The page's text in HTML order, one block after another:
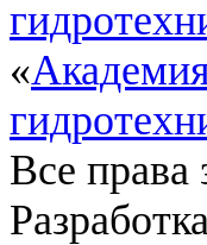
«
Все